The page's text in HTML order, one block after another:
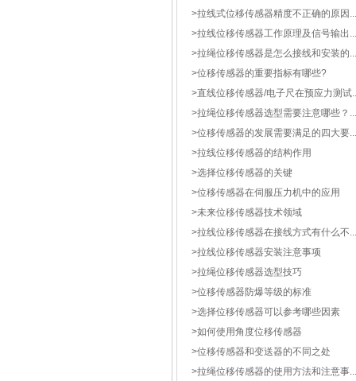
>拉线式位移传感器精度不正确的原因...
>拉线位移传感器工作原理及信号输出...
>拉绳位移传感器是怎么接线和安装的...
>位移传感器的重要指标有哪些?
>直线位移传感器/电子尺在预应力测试
>拉绳位移传感器选型需要注意哪些？...
>位移传感器的发展需要满足的四大要...
>拉线位移传感器的结构作用
>选择位移传感器的关键
>位移传感器在伺服压力机中的应用
>未来位移传感器技术领域
>拉线位移传感器在接线方式有什么不...
>拉线位移传感器安装注意事项
>拉绳位移传感器选型技巧
>位移传感器防爆等级的标准
>选择位移传感器可以参考哪些因素
>如何使用角度位移传感器
>位移传感器和变送器的不同之处
>拉绳位移传感器的使用方法和注意事...